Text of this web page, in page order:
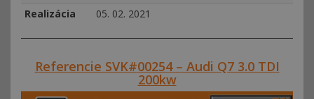
Realizácia
05. 02. 2021
Referencie SVK#00254 – Audi Q7 3.0 TDI
200kw